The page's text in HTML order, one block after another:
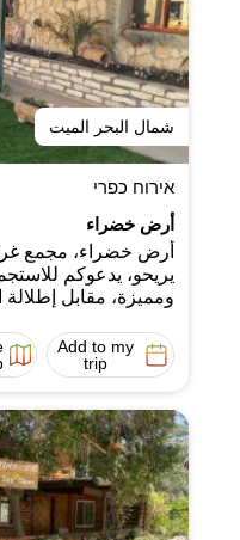
شمال البحر الميت
אירוח כפרי
أرض خضراء
أرض خضراء، مجمع
يريحو، يدعوكم
ومميزة، مقابل
Add to my
trip